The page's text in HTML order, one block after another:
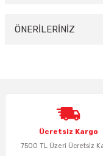
ÖNERİLERİNİZ
Ürün resmi kalitesiz,
Ürün açıklamasında
Ürün bilgilerinde hatalar
Ücretsiz Kargo
7500 TL Üzeri Ücretsiz